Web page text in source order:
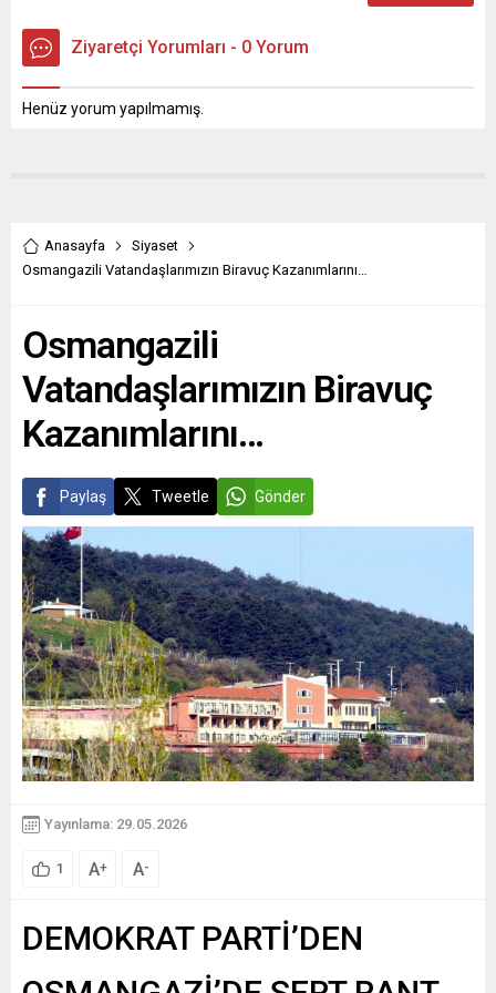
Ziyaretçi Yorumları - 0 Yorum
Henüz yorum yapılmamış.
Anasayfa
Siyaset
Osmangazili Vatandaşlarımızın Biravuç Kazanımlarını…
Osmangazili
Vatandaşlarımızın Biravuç
Kazanımlarını…
Paylaş Tweetle Gönder
Yayınlama: 29.05.2026
1 A+ A-
DEMOKRAT PARTİ’DEN